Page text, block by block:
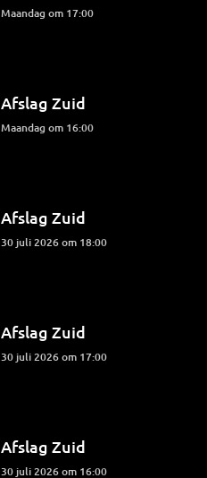
maandag om 17:00
Afslag Zuid
maandag om 16:00
Afslag Zuid
30 juli 2026 om 18:00
Afslag Zuid
30 juli 2026 om 17:00
Afslag Zuid
30 juli 2026 om 16:00